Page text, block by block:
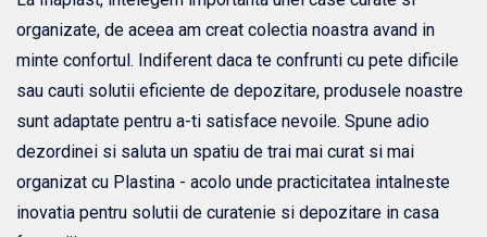
organizate, de aceea am creat colectia noastra avand in
minte confortul. Indiferent daca te confrunti cu pete dificile
sau cauti solutii eficiente de depozitare, produsele noastre
sunt adaptate pentru a-ti satisface nevoile. Spune adio
dezordinei si saluta un spatiu de trai mai curat si mai
organizat cu Plastina - acolo unde practicitatea intalneste
inovatia pentru solutii de curatenie si depozitare in casa